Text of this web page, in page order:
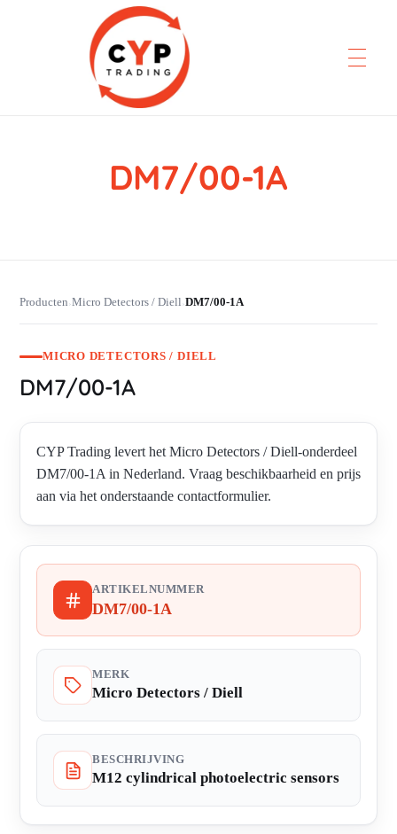
CYP Trading
DM7/00-1A
Producten›Micro Detectors / Diell›DM7/00-1A
MICRO DETECTORS / DIELL
DM7/00-1A
CYP Trading levert het Micro Detectors / Diell-onderdeel
DM7/00-1A in Nederland. Vraag beschikbaarheid en prijs
aan via het onderstaande contactformulier.
ARTIKELNUMMER
DM7/00-1A
MERK
Micro Detectors / Diell
BESCHRIJVING
M12 cylindrical photoelectric sensors